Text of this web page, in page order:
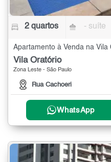
2 quartos - suíte
Apartamento à Venda na
Vila Oratório
Zona Leste - São Paulo
Rua Cachoeri
WhatsApp